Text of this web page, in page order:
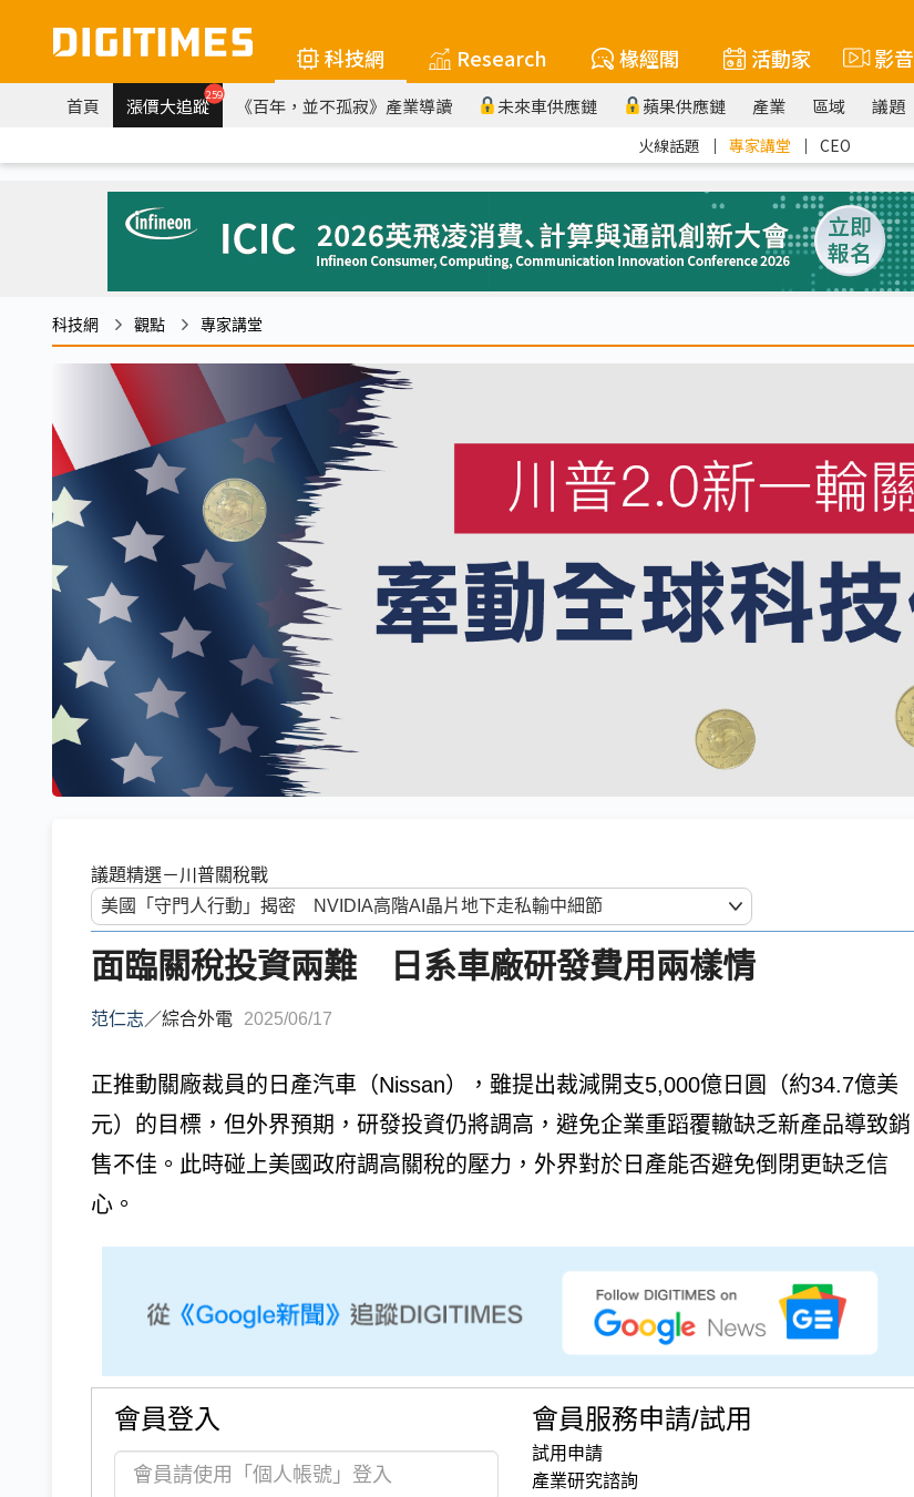
科技網 Research 椽經閣 活動家 影音
首頁 漲價大追蹤259 《百年，並不孤寂》產業導讀 未來車供應鏈 蘋果供應鏈 產業 區域 議題
火線話題 ｜ 專家講堂 ｜ CEO
科技網 觀點 專家講堂
議題精選－川普關稅戰
面臨關稅投資兩難 日系車廠研發費用兩樣情
范仁志／綜合外電 2025/06/17
正推動關廠裁員的日產汽車（Nissan），雖提出裁減開支5,000億日圓（約34.7億美
元）的目標，但外界預期，研發投資仍將調高，避免企業重蹈覆轍缺乏新產品導致銷
售不佳。此時碰上美國政府調高關稅的壓力，外界對於日產能否避免倒閉更缺乏信
心。
會員登入 會員服務申請/試用
試用申請
產業研究諮詢